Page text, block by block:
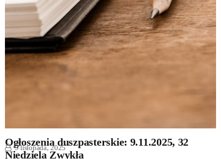
Ogłoszenia duszpasterskie: 9.11.2025, 32
Niedziela Zwykła
9 listopada, 2025